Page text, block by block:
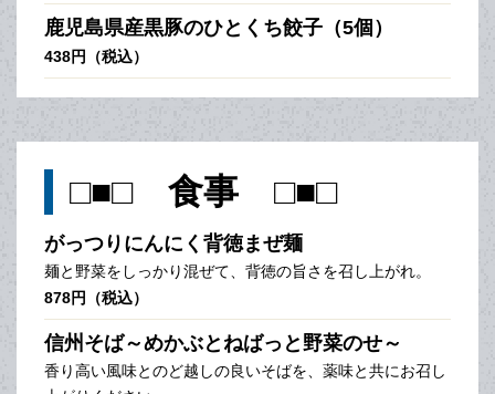
鹿児島県産黒豚のひとくち餃子（5個）
438円（税込）
□■□ 食事 □■□
がっつりにんにく背徳まぜ麺
麺と野菜をしっかり混ぜて、背徳の旨さを召し上がれ。
878円（税込）
信州そば～めかぶとねばっと野菜のせ～
香り高い風味とのど越しの良いそばを、薬味と共にお召し